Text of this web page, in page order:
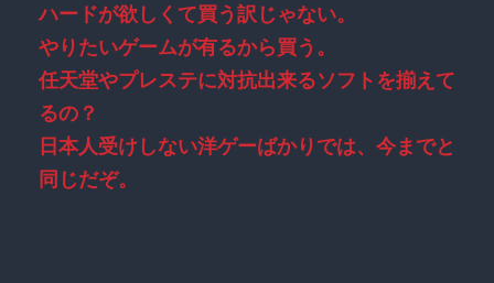
ハードが欲しくて買う訳じゃない。
やりたいゲームが有るから買う。
任天堂やプレステに対抗出来るソフトを揃えて
るの？
日本人受けしない洋ゲーばかりでは、今までと
同じだぞ。